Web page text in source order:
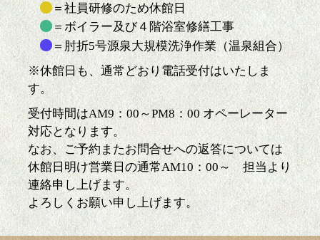
＝社員研修のため休館日
＝ボイラー及び４階浴室修繕工事
＝肘折5号源泉大規模洗浄作業（温泉組合）
※休館日も、通常どおり電話受付はいたしま
す。
受付時間はAM9：00～PM8：00 オペーレーター
対応となります。
なお、ご予約またお問合せへの返答については
休館日明け営業日の通常AM10：00～ 担当より
連絡申し上げます。
よろしくお願い申し上げます。